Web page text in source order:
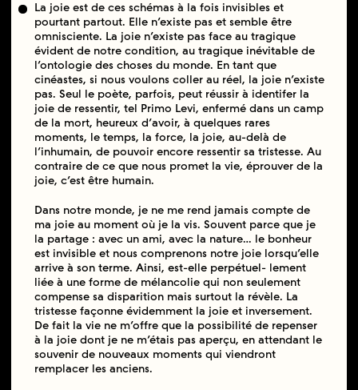
La joie est de ces schémas à la fois invisibles et
pourtant partout. Elle n’existe pas et semble être
omnisciente. La joie n’existe pas face au tragique
évident de notre condition, au tragique inévitable de
l’ontologie des choses du monde. En tant que
cinéastes, si nous voulons coller au réel, la joie n’existe
pas. Seul le poète, parfois, peut réussir à identifer la
joie de ressentir, tel Primo Levi, enfermé dans un camp
de la mort, heureux d’avoir, à quelques rares
moments, le temps, la force, la joie, au-delà de
l’inhumain, de pouvoir encore ressentir sa tristesse. Au
contraire de ce que nous promet la vie, éprouver de la
joie, c’est être humain.
Dans notre monde, je ne me rend jamais compte de
ma joie au moment où je la vis. Souvent parce que je
la partage : avec un ami, avec la nature… le bonheur
est invisible et nous comprenons notre joie lorsqu’elle
arrive à son terme. Ainsi, est-elle perpétuel- lement
liée à une forme de mélancolie qui non seulement
compense sa disparition mais surtout la révèle. La
tristesse façonne évidemment la joie et inversement.
De fait la vie ne m’offre que la possibilité de repenser
à la joie dont je ne m’étais pas aperçu, en attendant le
souvenir de nouveaux moments qui viendront
remplacer les anciens.